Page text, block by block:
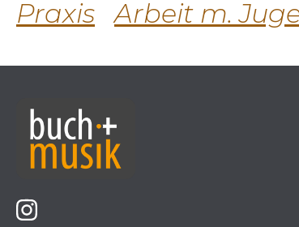
Praxis Arbeit m.